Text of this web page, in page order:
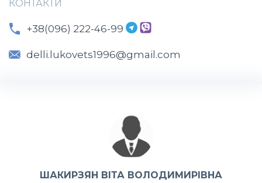
КОНТАКТИ
+38(096) 222-46-99
delli.lukovets1996@gmail.com
ШАКИРЗЯН ВІТА ВОЛОДИМИРІВНА